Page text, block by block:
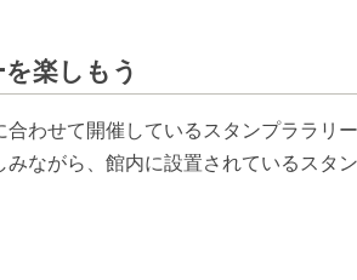
楽しもう
わせて開催しているスタンプララリー
ながら、館内に設置されているスタ